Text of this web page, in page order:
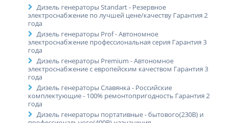
Дизель генераторы Standart - Резервное
электроснабжение по лучшей цене/качеству Гарантия 2
года
Дизель генераторы Prof - Автономное
электроснабжение профессиональная серия Гарантия 3
года
Дизель генераторы Premium - Автономное
электроснабжение с европейским качеством Гарантия 3
года
Дизель генераторы Славянка - Российские
комплектующие - 100% ремонтопригодность Гарантия 2
года
Дизель генераторы портативные - бытового(230В) и